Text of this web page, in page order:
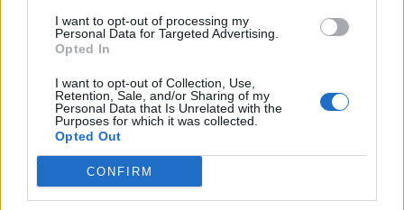
I want to opt-out of processing my
Personal Data for Targeted Advertising.
Opted In
I want to opt-out of Collection, Use,
Retention, Sale, and/or Sharing of my
Personal Data that Is Unrelated with the
Purposes for which it was collected.
Opted Out
CONFIRM
Σχετικά Άρθρα